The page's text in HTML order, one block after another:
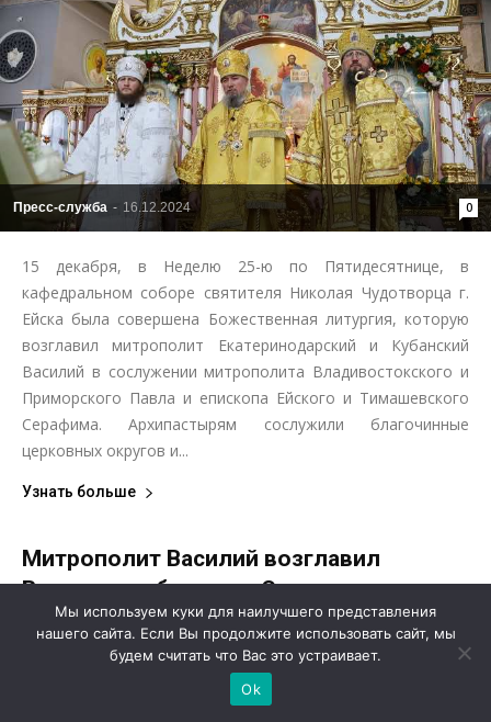
Пресс-служба - 16.12.2024 0
15 декабря, в Неделю 25-ю по Пятидесятнице, в
кафедральном соборе святителя Николая Чудотворца г.
Ейска была совершена Божественная литургия, которую
возглавил митрополит Екатеринодарский и Кубанский
Василий в сослужении митрополита Владивостокского и
Приморского Павла и епископа Ейского и Тимашевского
Серафима. Архипастырям сослужили благочинные
церковных округов и...
Узнать больше
Митрополит Василий возглавил
Всенощное бдение в Свято-
Никольском кафедральном соборе
Мы используем куки для наилучшего представления
нашего сайта. Если Вы продолжите использовать сайт, мы
будем считать что Вас это устраивает.
Ok